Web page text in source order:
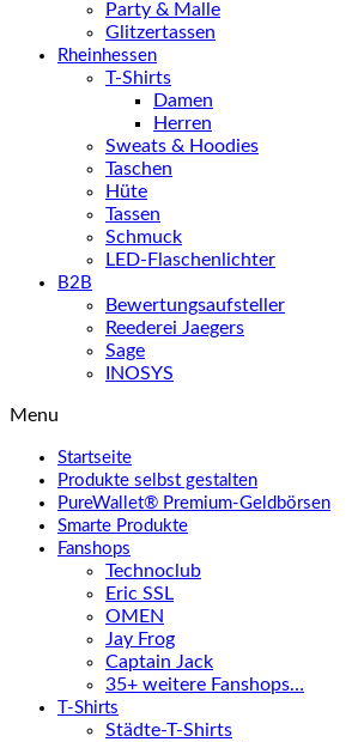
Party & Malle
Glitzertassen
Rheinhessen
T-Shirts
Damen
Herren
Sweats & Hoodies
Taschen
Hüte
Tassen
Schmuck
LED-Flaschenlichter
B2B
Bewertungsaufsteller
Reederei Jaegers
Sage
INOSYS
Menu
Startseite
Produkte selbst gestalten
PureWallet® Premium-Geldbörsen
Smarte Produkte
Fanshops
Technoclub
Eric SSL
OMEN
Jay Frog
Captain Jack
35+ weitere Fanshops…
T-Shirts
Städte-T-Shirts